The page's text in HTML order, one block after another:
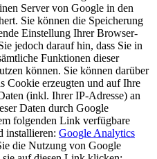
Server von Google in den
Sie können die Speicherung
Einstellung Ihrer Browser-
jedoch darauf hin, dass Sie in
Funktionen dieser
können. Sie können darüber
Cookie erzeugten und auf Ihre
(inkl. Ihrer IP-Adresse) an
Daten durch Google
folgenden Link verfügbare
installieren: Google Analytics
die Nutzung von Google